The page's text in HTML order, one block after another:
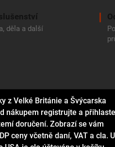
Tento web
webu
z Velké Británie a Švýcarska
nákupem registrujte a přihlaste
doručení. Zobrazí se vám
ceny včetně daní, VAT a cla. U
děla a další